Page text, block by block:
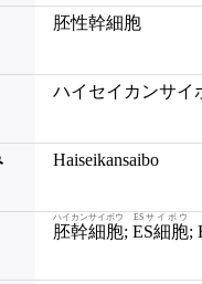
胚性幹細胞
ハイセイカンサイ
Haiseikansaibo
胚幹細胞
ハイカンサイボウ
; ES細胞
ESサイボウ